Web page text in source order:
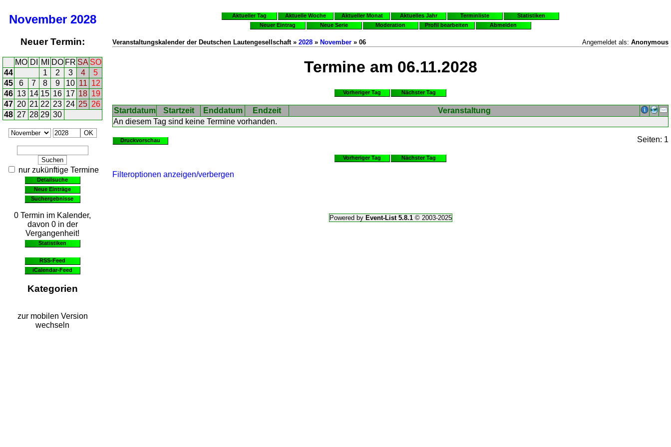
November 2028
Neuer Termin:
MO DI MI DO FR SA SO
44
1 2 3 4
5
45
6 7 8 9 10 11 12
46 13 14 15 16 17 18 19
47 20 21 22 23 24 25 26
48 27 28 29 30
nur zukünftige Termine
Detailsuche
Neue Einträge
Suchergebnisse
0 Termin im Kalender,
davon 0 in der
Vergangenheit!
Statistiken
RSS-Feed
iCalendar-Feed
Kategorien
zur mobilen Version
wechseln
Aktueller Tag Aktuelle Woche Aktueller Monat Aktuelles Jahr Terminliste
Statistiken
Neuer Eintrag
Neue Serie Moderation Profil bearbeiten Abmelden
Veranstaltungskalender der Deutschen Lautengesellschaft » 2028 » November » 06 Angemeldet als: Anonymous
Termine am 06.11.2028
Vorheriger Tag Nächster Tag
Startdatum Startzeit Enddatum Endzeit
Veranstaltung
An diesem Tag sind keine Termine vorhanden.
Druckvorschau Seiten: 1
Vorheriger Tag Nächster Tag
Filteroptionen anzeigen/verbergen
Powered by Event-List 5.8.1© 2003-2025